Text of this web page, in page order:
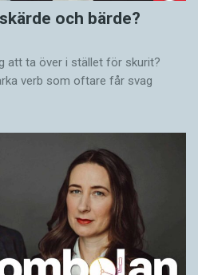
och bärde?
att ta över i stället för skurit?
verb som oftare får svag